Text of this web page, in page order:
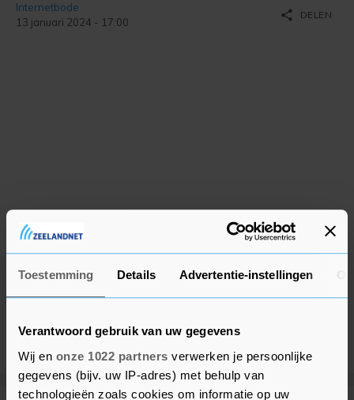
Toestemming Details Advertentie-instellingen
Verantwoord gebruik van uw gegevens
Wij en onze 1022 partners verwerken je persoonlijke
gegevens (bijv. uw IP-adres) met behulp van
technologieën zoals cookies om informatie op uw
Internetbode
13 januari 2024 - 17:00
share DELEN